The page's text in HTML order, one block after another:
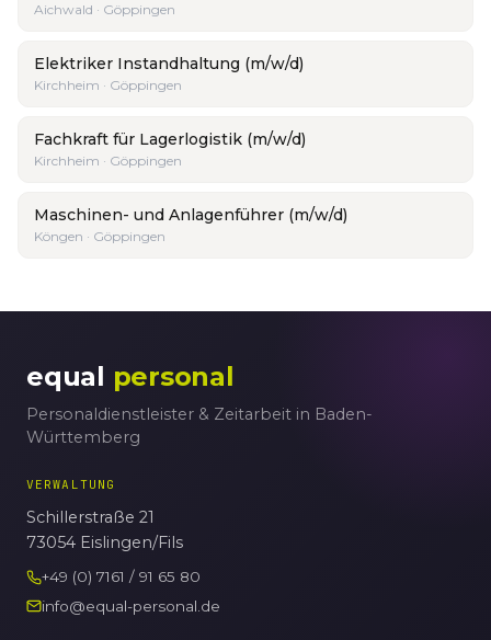
Aichwald · Göppingen
Elektriker Instandhaltung (m/w/d)
Kirchheim · Göppingen
Fachkraft für Lagerlogistik (m/w/d)
Kirchheim · Göppingen
Maschinen- und Anlagenführer (m/w/d)
Köngen · Göppingen
equal personal
Personaldienstleister & Zeitarbeit in Baden-
Württemberg
VERWALTUNG
Schillerstraße 21
73054 Eislingen/Fils
+49 (0) 7161 / 91 65 80
info@equal-personal.de